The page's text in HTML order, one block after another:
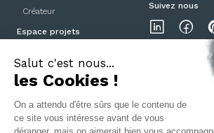
Créateur
Espace projets
Suivez nous
Mentions légalesPolitique de